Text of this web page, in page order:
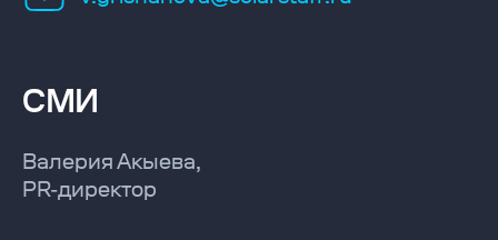
СМИ
Валерия Акыева,
PR-директор